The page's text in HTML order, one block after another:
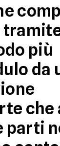
più
da
che
parti